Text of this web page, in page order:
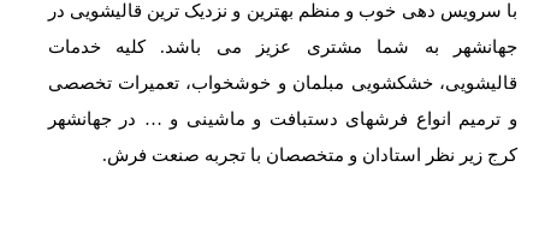
با سرویس دهی خوب و منظم بهترین و نزدیک ترین قالیشویی در
جهانشهر به شما مشتری عزیز می باشد. کلیه خدمات
قالیشویی، خشکشویی مبلمان و خوشخواب، تعمیرات تخصصی
و ترمیم انواع فرشهای دستبافت و ماشینی و … در جهانشهر
کرج زیر نظر استادان و متخصصان با تجربه صنعت فرش.